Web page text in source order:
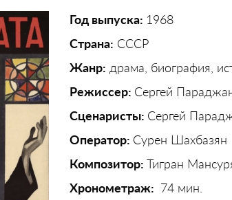
Год выпуска: 1968
Страна: СССР
Жанр: драма, биография,
Режиссер: Сергей
Сценаристы: Сергей
Оператор: Сурен Шахбазян
Композитор: Тигран
Хронометраж: 74 мин.